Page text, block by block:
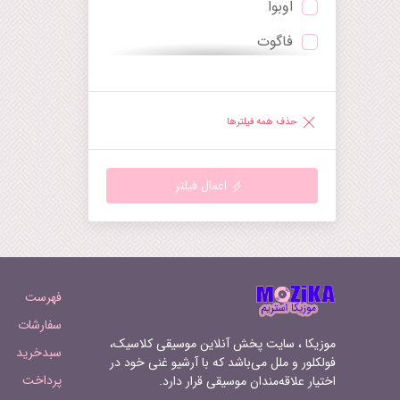
توکاتا
چنت
راپسودی
رقص
روندو
سرناد
سمفونی
سوئیت
سونات
سوناتینا
اوبوا
فاگوت
ساکسوفون
هارپ
ماندولین
ارگ‌کلیسا
سوپرانو
تنور
باریتون
حذف همه فیلترها
اعمال فیلتر
موزیکا ، سایت پخش آنلاین موسیقی کلاسیک،
فولکلور و ملل می‌باشد که با آرشیو غنی خود در
اختیار علاقه‌مندان موسیقی قرار دارد.
فهرست
سفارشات
سبدخرید
پرداخت